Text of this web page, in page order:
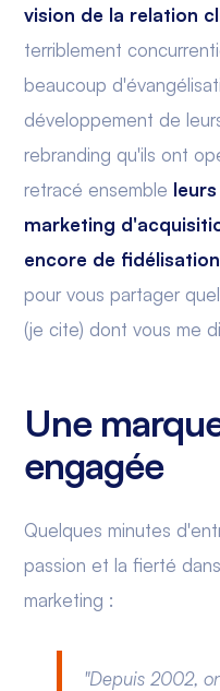
vision de la relation
terriblement
beaucoup
développement de
rebranding qu'ils ont
retracé ensemble
marketing
encore de fidélisation
pour vous partager
(je cite) dont vous me
Une
engagée
Quelques minutes
passion et la fierté
marketing :
"Depuis 2002,